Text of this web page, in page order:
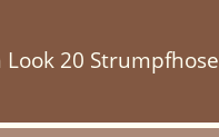
20 Strumpfhose